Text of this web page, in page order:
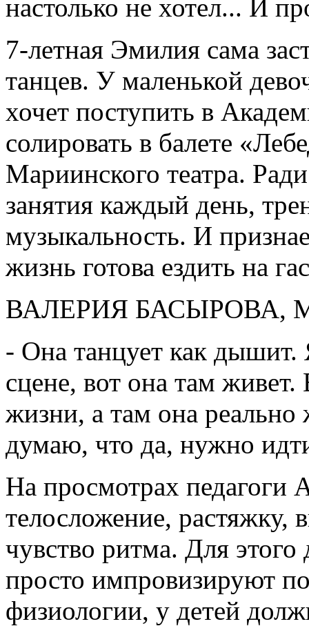
настолько не хотел... И
7-летная Эмилия сама
танцев. У маленькой
хочет поступить в
солировать в балете
Мариинского театра.
занятия каждый день,
музыкальность. И
жизнь готова ездить на
ВАЛЕРИЯ
- Она танцует как дышит.
сцене, вот она там живет.
жизни, а там она
думаю, что да, нужно
На просмотрах педагоги
телосложение, растяжку,
чувство ритма. Для
просто импровизируют
физиологии, у детей